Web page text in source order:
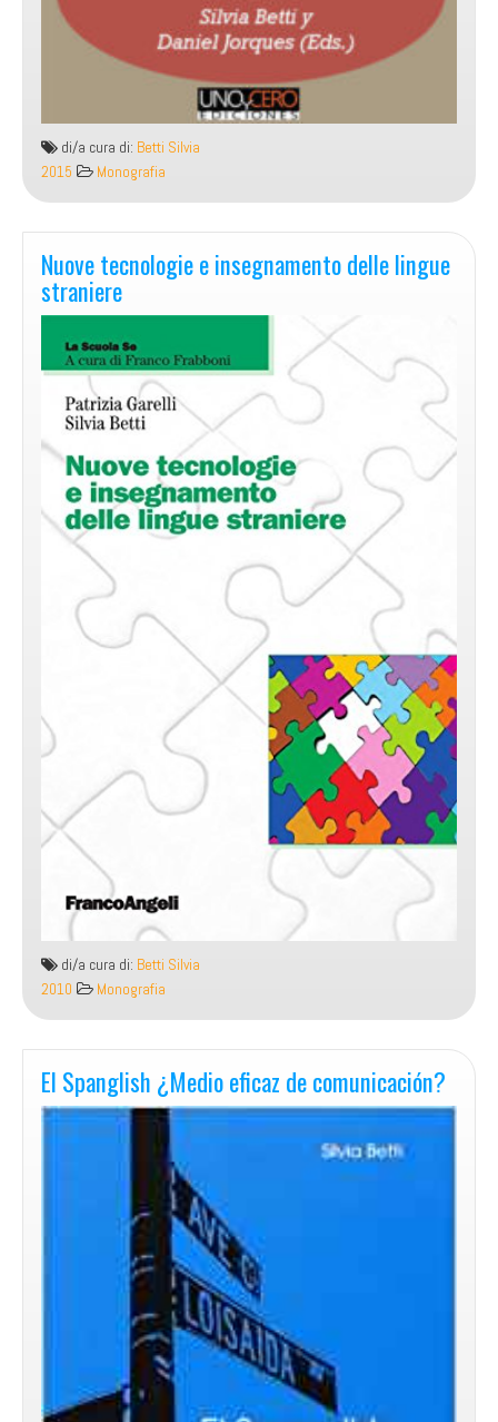
di/a cura di: Betti Silvia
2015
Monografia
Nuove tecnologie e insegnamento delle lingue
straniere
di/a cura di: Betti Silvia
2010
Monografia
El Spanglish ¿Medio eficaz de comunicación?